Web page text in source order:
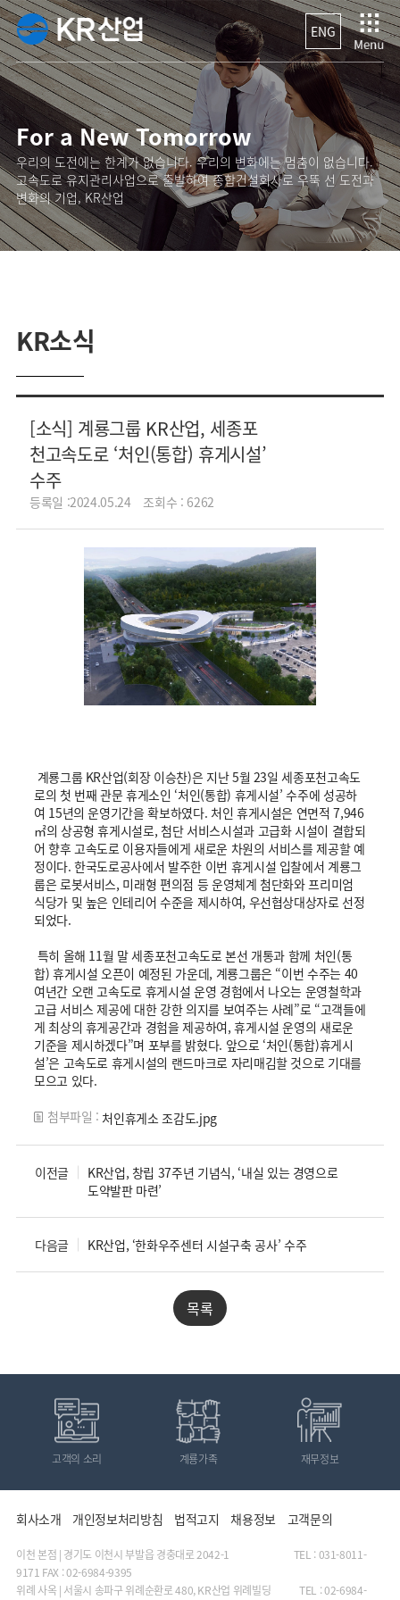
ENG
For a New Tomorrow
우리의 도전에는 한계가 없습니다. 우리의 변화에는 멈춤이 없습니다.
고속도로 유지관리사업으로 출발하여 종합건설회사로 우뚝 선 도전과
변화의 기업, KR산업
KR소식
[소식] 계룡그룹 KR산업, 세종포
천고속도로 ‘처인(통합) 휴게시설’
수주
등록일 :2024.05.24 조회수 : 6262
계룡그룹 KR산업(회장 이승찬)은 지난 5월 23일 세종포천고속도
로의 첫 번째 관문 휴게소인 ‘처인(통합) 휴게시설’ 수주에 성공하
여 15년의 운영기간을 확보하였다. 처인 휴게시설은 연면적 7,946
㎡의 상공형 휴게시설로, 첨단 서비스시설과 고급화 시설이 결합되
어 향후 고속도로 이용자들에게 새로운 차원의 서비스를 제공할 예
정이다. 한국도로공사에서 발주한 이번 휴게시설 입찰에서 계룡그
룹은 로봇서비스, 미래형 편의점 등 운영체계 첨단화와 프리미엄
식당가 및 높은 인테리어 수준을 제시하여, 우선협상대상자로 선정
되었다.
특히 올해 11월 말 세종포천고속도로 본선 개통과 함께 처인(통
합) 휴게시설 오픈이 예정된 가운데, 계룡그룹은 “이번 수주는 40
여년간 오랜 고속도로 휴게시설 운영 경험에서 나오는 운영철학과
고급 서비스 제공에 대한 강한 의지를 보여주는 사례”로 “고객들에
게 최상의 휴게공간과 경험을 제공하여, 휴게시설 운영의 새로운
기준을 제시하겠다”며 포부를 밝혔다. 앞으로 ‘처인(통합)휴게시
설’은 고속도로 휴게시설의 랜드마크로 자리매김할 것으로 기대를
모으고 있다.
첨부파일 : 처인휴게소 조감도.jpg
이전글
KR산업, 창립 37주년 기념식, ‘내실 있는 경영으로
도약발판 마련’
다음글 KR산업, ‘한화우주센터 시설구축 공사’ 수주
목록
고객의 소리 계룡가족 재무정보
회사소개 개인정보처리방침 법적고지 채용정보 고객문의
이천 본점 | 경기도 이천시 부발읍 경충대로 2042-1 TEL : 031-8011-
9171 FAX : 02-6984-9395
위례 사옥 | 서울시 송파구 위례순환로 480, KR산업 위례빌딩 TEL : 02-6984-